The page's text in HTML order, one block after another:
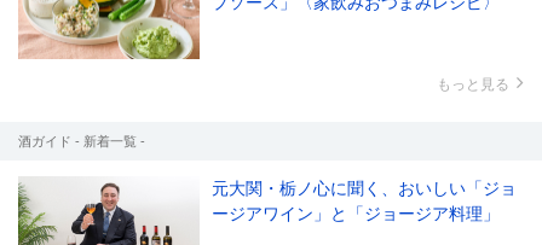
もっと見る
酒ガイド - 新着一覧 -
元大関・栃ノ心に聞く、おいしい「ジョ
ージアワイン」と「ジョージア料理」